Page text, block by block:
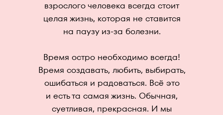
взрослого человека всегда стоит
целая жизнь, которая не ставится
на паузу из-за болезни.
Время остро необходимо всегда!
Время создавать, любить, выбирать,
ошибаться и радоваться. Всё это
и есть та самая жизнь. Обычная,
суетливая, прекрасная. И мы